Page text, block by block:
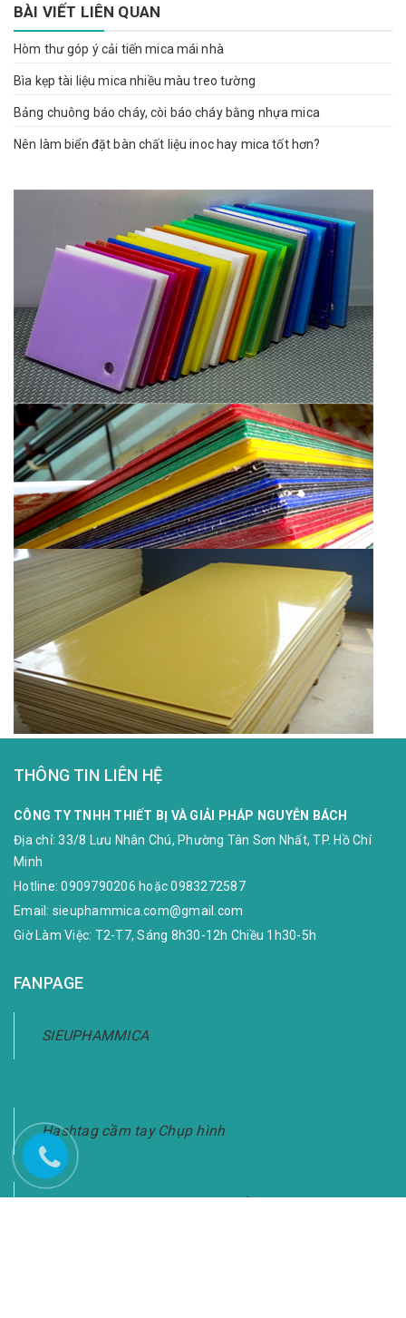
BÀI VIẾT LIÊN QUAN
Hòm thư góp ý cải tiến mica mái nhà
Bìa kẹp tài liệu mica nhiều màu treo tường
Bảng chuông báo cháy, còi báo cháy bằng nhựa mica
Nên làm biển đặt bàn chất liệu inoc hay mica tốt hơn?
THÔNG TIN LIÊN HỆ
CÔNG TY TNHH THIẾT BỊ VÀ GIẢI PHÁP NGUYỄN BÁCH
Địa chỉ:33/8 Lưu Nhân Chú, Phường Tân Sơn Nhất, TP. Hồ Chí
Minh
Hotline:0909790206 hoặc0983272587
Email: sieuphammica.com@gmail.com
Giờ Làm Việc: T2-T7, Sáng 8h30-12h Chiều 1h30-5h
FANPAGE
SIEUPHAMMICA
Hashtag cầm tay Chụp hình